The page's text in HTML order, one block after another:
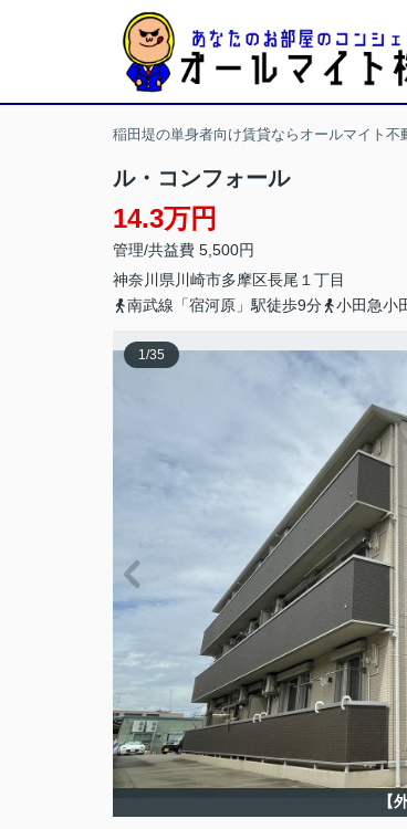
稲田堤の単身者向け賃貸ならオールマイト不
ル・コンフォール
14.3万円
管理/共益費 5,500円
神奈川県 川崎市多摩区長尾 １丁目
南武線「宿河原」駅徒歩9分
小田急小
1/35
【